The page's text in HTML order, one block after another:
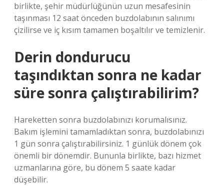
birlikte, şehir müdürlüğünün uzun mesafesinin
taşınması 12 saat önceden buzdolabının salınımı
çizilirse ve iç kısım tamamen boşaltılır ve temizlenir.
Derin dondurucu
taşındıktan sonra ne kadar
süre sonra çalıştırabilirim?
Hareketten sonra buzdolabınızı korumalısınız.
Bakım işlemini tamamladıktan sonra, buzdolabınızı
1 gün sonra çalıştırabilirsiniz. 1 günlük dönem çok
önemli bir dönemdir. Bununla birlikte, bazı hizmet
uzmanlarına göre, bu dönem 5 saate kadar
düşebilir.